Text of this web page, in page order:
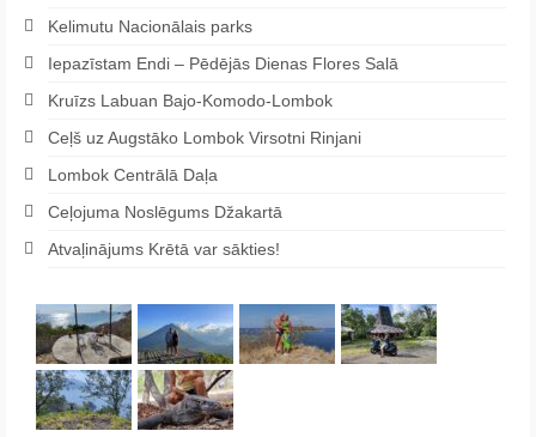
Kelimutu Nacionālais parks
Iepazīstam Endi – Pēdējās Dienas Flores Salā
Kruīzs Labuan Bajo-Komodo-Lombok
Ceļš uz Augstāko Lombok Virsotni Rinjani
Lombok Centrālā Daļa
Ceļojuma Noslēgums Džakartā
Atvaļinājums Krētā var sākties!